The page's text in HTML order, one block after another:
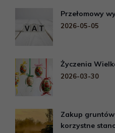
Przełomowy
2026-05-05
Życzenia
2026-03-30
Zakup
korzystne